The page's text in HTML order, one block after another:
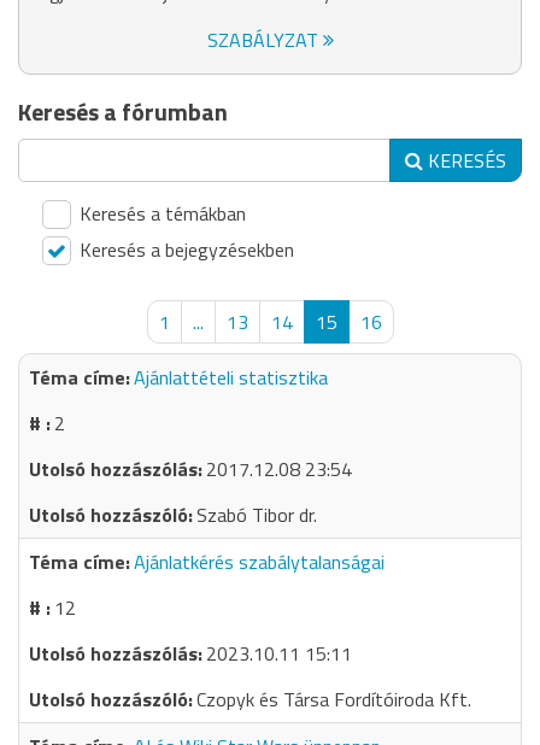
SZABÁLYZAT
Keresés a fórumban
KERESÉS
Keresés a témákban
Keresés a bejegyzésekben
1 ... 13 14 15
16
Ajánlattételi statisztika
2
2017.12.08 23:54
Szabó Tibor dr.
Ajánlatkérés szabálytalanságai
12
2023.10.11 15:11
Czopyk és Társa Fordítóiroda Kft.